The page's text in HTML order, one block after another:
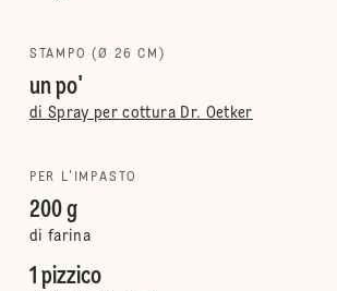
STAMPO (Ø 26 CM)
un po'
di Spray per cottura Dr. Oetker
PER L'IMPASTO
200 g
di farina
1 pizzico